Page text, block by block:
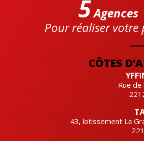
CÔTES
Rue
43, lotissement La
5Agences
Pour réaliser votre